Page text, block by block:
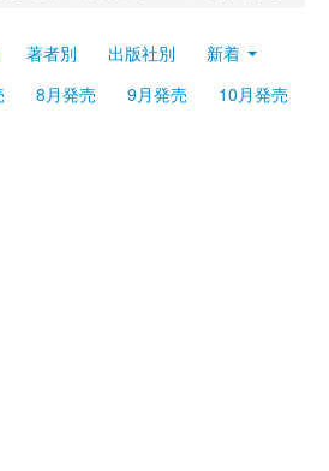
著者別 出版社別
新着
8月発売 9月発売 10月発売